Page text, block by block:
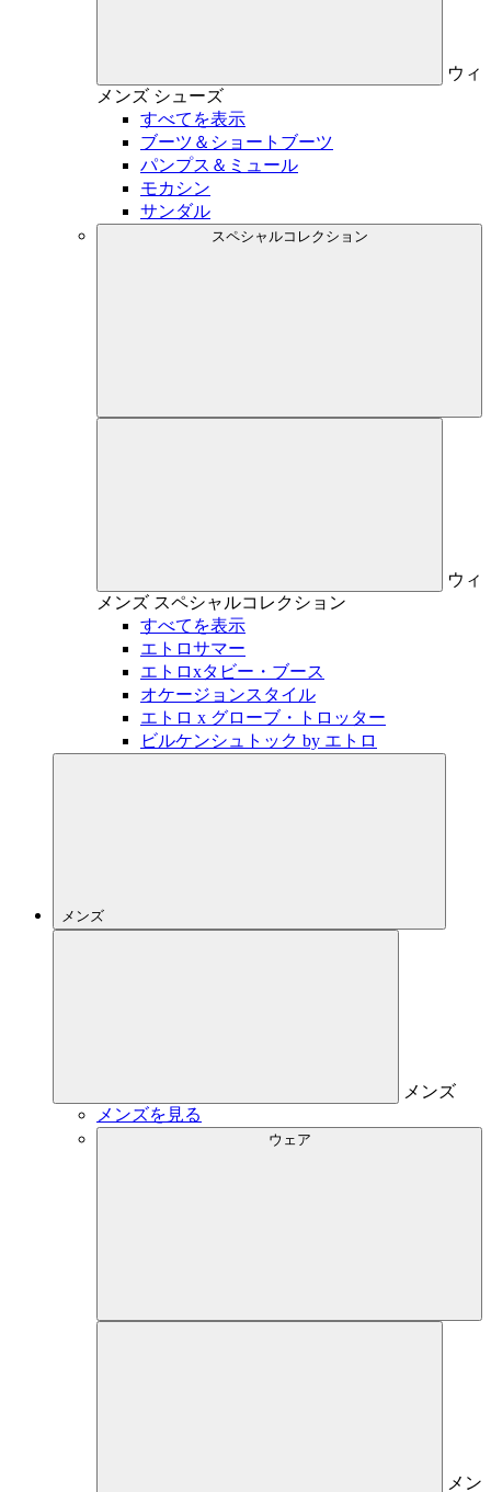
ウィ
メンズ シューズ
すべてを表示
ブーツ＆ショートブーツ
パンプス＆ミュール
モカシン
サンダル
スペシャルコレクション
ウィ
メンズ スペシャルコレクション
すべてを表示
エトロサマー
エトロxタビー・ブース
オケージョンスタイル
エトロ x グローブ・トロッター
ビルケンシュトック by エトロ
メンズ
メンズ
メンズを見る
ウェア
メン